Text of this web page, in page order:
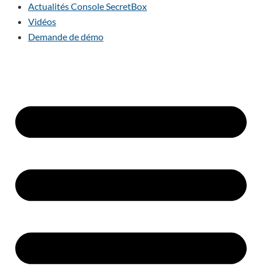
Actualités Console SecretBox
Vidéos
Demande de démo